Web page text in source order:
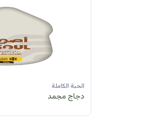
الحبة الكاملة
دجاج مجمد